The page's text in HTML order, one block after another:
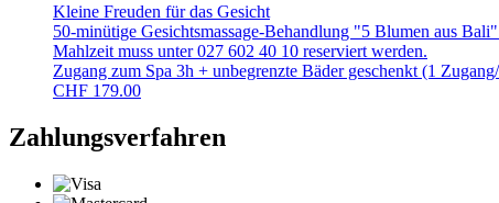
Kleine Freuden für das Gesicht
50-minütige Gesichtsmassage-Behandlung "5 Blumen aus
Mahlzeit muss unter 027 602 40 10 reserviert werden.
Zugang zum Spa 3h + unbegrenzte Bäder geschenkt (1
CHF 179.00
Zahlungsverfahren